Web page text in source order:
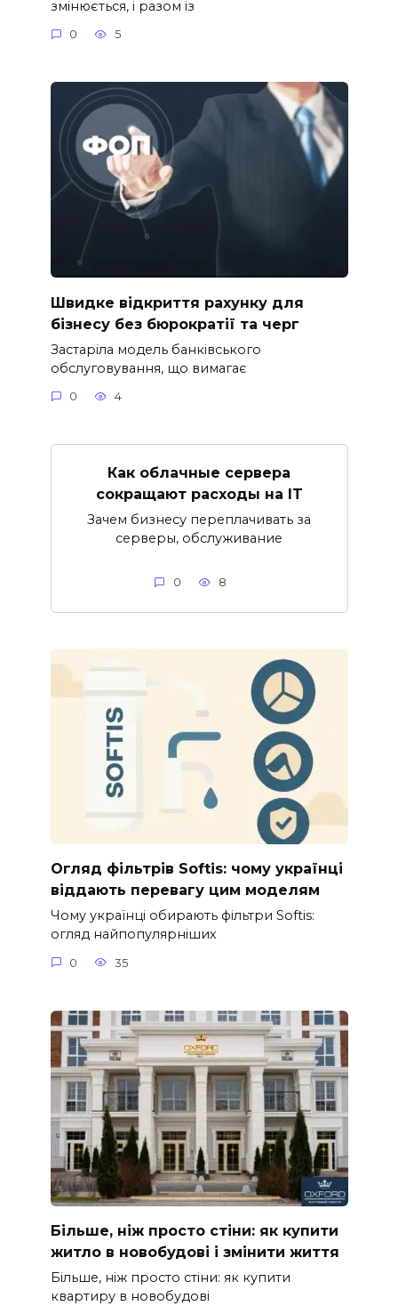
змінюється, і разом із
0 5
Швидке відкриття рахунку для
бізнесу без бюрократії та черг
Застаріла модель банківського
обслуговування, що вимагає
0 4
Как облачные сервера
сокращают расходы на IT
Зачем бизнесу переплачивать за
серверы, обслуживание
0 8
Огляд фільтрів Softis: чому українці
віддають перевагу цим моделям
Чому українці обирають фільтри Softis:
огляд найпопулярніших
0 35
Більше, ніж просто стіни: як купити
житло в новобудові і змінити життя
Більше, ніж просто стіни: як купити
квартиру в новобудові